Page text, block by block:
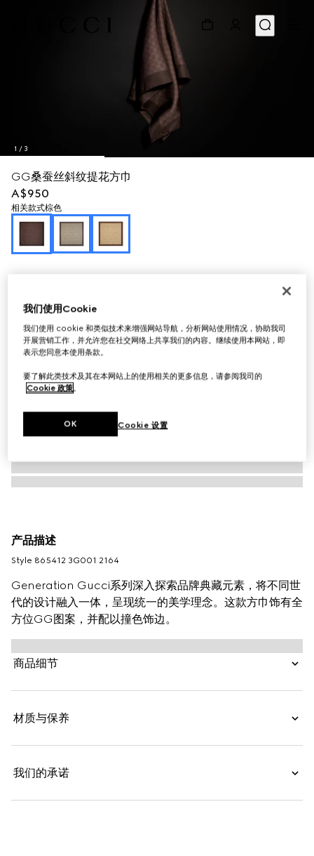
1 / 3
GG桑蚕丝斜纹提花方巾
A$950
相关款式棕色
产品描述
Style ‎865412 3G001 2164
Generation Gucci系列深入探索品牌典藏元素，将不同世
代的设计融入一体，呈现统一的美学理念。这款方巾饰有全
方位GG图案，并配以撞色饰边。
商品细节
材质与保养
我们的承诺
我们使用Cookie
我们使用 cookie 和类似技术来增强网站导航，分析网站使用情况，协助我司
开展营销工作，并允许您在社交网络上共享我们的内容。继续使用本网站，即
表示您同意本使用条款。
要了解此类技术及其在本网站上的使用相关的更多信息，请参阅我司的
Cookie 政策。
Cookie 设置
OK